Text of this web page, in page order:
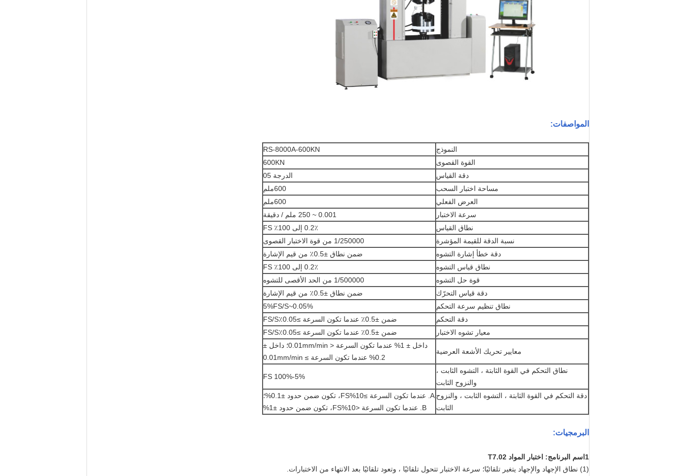
المواصفات:
النموذج
RS-8000A-600KN
القوة القصوى
600KN
دقة القياس
الدرجة 05
مساحة اختبار السحب
600ملم
العرض الفعلي
600ملم
سرعة الاختبار
0.001 ~ 250 ملم / دقيقة
نطاق القياس
0.2٪ إلى 100٪ FS
نسبة الدقة للقيمة المؤشرة
1/250000 من قوة الاختبار القصوى
دقة خطأ إشارة التشوه
ضمن نطاق ±0.5٪ من قيم الإشارة
نطاق قياس التشوه
0.2٪ إلى 100٪ FS
قوة حل التشوه
1/500000 من الحد الأقصى للتشوه
دقة قياس التحرّك
ضمن نطاق ±0.5٪ من قيم الإشارة
نطاق تنظيم سرعة التحكم
0.05%~5%FS/S
دقة التحكم
ضمن ±0.5٪ عندما تكون السرعة ≥0.05٪FS/S
معيار تشوه الاختبار
ضمن ±0.5٪ عندما تكون السرعة ≥0.05٪FS/S
معايير تحريك الأشعة العرضية
داخل ± 1% عندما تكون السرعة < 0.01mm/min؛ داخل ±
0.2% عندما تكون السرعة ≥ 0.01mm/min
نطاق التحكم في القوة الثابتة ، التشوه الثابت ،
والنزوح الثابت
5%-100% FS
دقة التحكم في القوة الثابتة ، التشوه الثابت ، والنزوح
الثابت
A. عندما تكون السرعة ≥10%FS، تكون ضمن حدود ±0.1%؛
B. عندما تكون السرعة <10%FS، تكون ضمن حدود ±1%
البرمجيات:
1اسم البرنامج: اختبار المواد T7.02
(1) نطاق الإجهاد والإجهاد يتغير تلقائيًا؛ سرعة الاختبار تتحول تلقائيًا ، وتعود تلقائيًا بعد الانتهاء من الاختبارات.